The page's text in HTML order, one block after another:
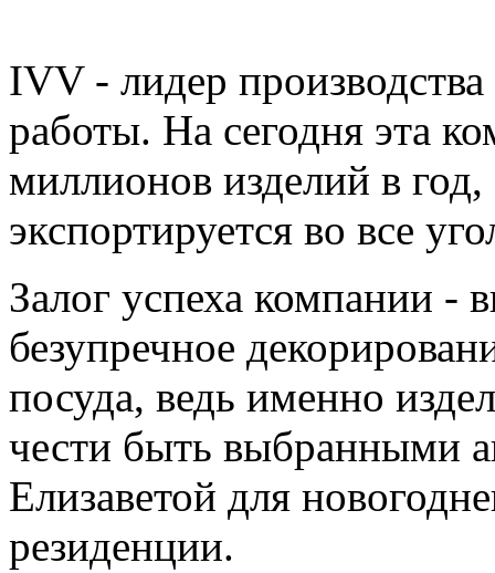
IVV - лидер производства
работы. На сегодня эта
миллионов изделий в
экспортируется во все
Залог успеха компании -
безупречное
посуда, ведь именно
чести быть выбранными
Елизаветой для
резиденции.